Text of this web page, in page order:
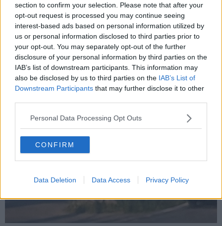
section to confirm your selection. Please note that after your
opt-out request is processed you may continue seeing
interest-based ads based on personal information utilized by
us or personal information disclosed to third parties prior to
your opt-out. You may separately opt-out of the further
disclosure of your personal information by third parties on the
IAB’s list of downstream participants. This information may
also be disclosed by us to third parties on the IAB’s List of
Downstream Participants that may further disclose it to other
Personal Data Processing Opt Outs
CONFIRM
Data Deletion Data Access Privacy Policy
Dalle 15 è sul posto la polizia municipale di Capoliveri per regolare
la viabilità nelle due direzioni.
Attenzione quindi a chi dovrà percorrere la strada.